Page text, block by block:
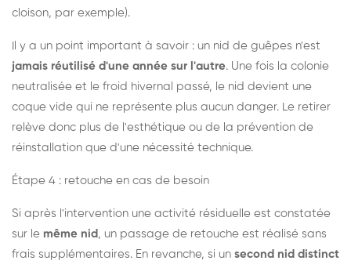
cloison, par exemple).
Il y a un point important à savoir : un nid de guêpes n'est
jamais réutilisé d'une année sur l'autre. Une fois la colonie
neutralisée et le froid hivernal passé, le nid devient une
coque vide qui ne représente plus aucun danger. Le retirer
relève donc plus de l'esthétique ou de la prévention de
réinstallation que d'une nécessité technique.
Étape 4 : retouche en cas de besoin
Si après l'intervention une activité résiduelle est constatée
sur le même nid , un passage de retouche est réalisé sans
frais supplémentaires. En revanche, si un second nid distinct